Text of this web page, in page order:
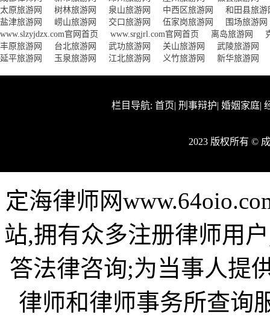
太原旅游网
树林旅游网 泉山旅游网 中西区旅游网
和田县旅游
盐津旅游网
崂山旅游网 交口旅游网 伍家岗旅游网
围场旅游网
www.slzyjdzx.com官网首页
www.srgjrl.com官网首页 离岛旅游网
丰原旅游网
台北旅游网 武功旅游网 关山旅游网
武陵旅游网
延平旅游网
玉泉旅游网 江北旅游网 义竹旅游网 新华旅游网
栏目导航:首页|刑事辩护|婚姻家庭|
2023 版权所有 ©
定海律师网
站,拥有众多注册律师用
答法律咨询;为当事人提
律师和律师事务所查询